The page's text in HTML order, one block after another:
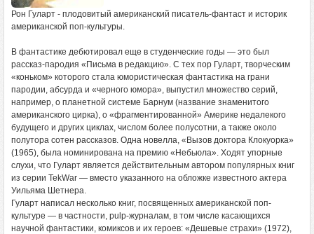
Рон Гуларт - плодовитый американский писатель-фантаст и историк
американской поп-культуры.
В фантастике дебютировал еще в студенческие годы — это был
рассказ-пародия «Письма в редакцию». С тех пор Гуларт, творческим
«коньком» которого стала юмористическая фантастика на грани
пародии, абсурда и «черного юмора», выпустил множество серий,
например, о планетной системе Барнум (название знаменитого
американского цирка), о «фрагментированной» Америке недалекого
будущего и других циклах, числом более полусотни, а также около
полутора сотен рассказов. Одна новелла, «Вызов доктора Клокуорка»
(1965), была номинирована на премию «Небьюла». Ходят упорные
слухи, что Гуларт является действительным автором популярных книг
из серии TekWar — вместо указанного на обложке известного актера
Уильяма Шетнера.
Гуларт написал несколько книг, посвященных американской поп-
культуре — в частности, pulp-журналам, в том числе касающихся
научной фантастики, комиксов и их героев: «Дешевые страхи» (1972),